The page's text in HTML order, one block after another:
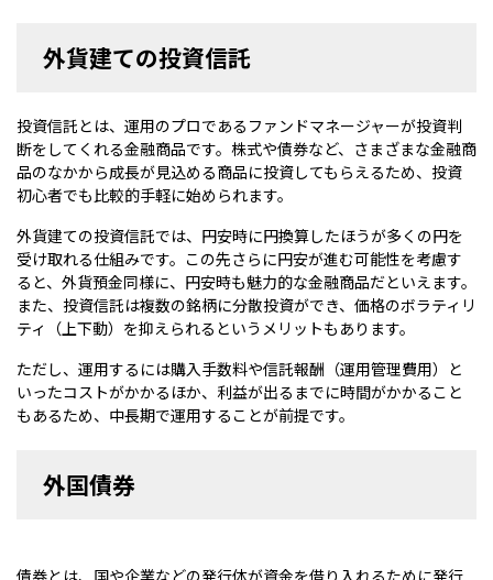
外貨建ての投資信託
投資信託とは、運用のプロであるファンドマネージャーが投資判
断をしてくれる金融商品です。株式や債券など、さまざまな金融商
品のなかから成長が見込める商品に投資してもらえるため、投資
初心者でも比較的手軽に始められます。
外貨建ての投資信託では、円安時に円換算したほうが多くの円を
受け取れる仕組みです。この先さらに円安が進む可能性を考慮す
ると、外貨預金同様に、円安時も魅力的な金融商品だといえます。
また、投資信託は複数の銘柄に分散投資ができ、価格のボラティリ
ティ（上下動）を抑えられるというメリットもあります。
ただし、運用するには購入手数料や信託報酬（運用管理費用）と
いったコストがかかるほか、利益が出るまでに時間がかかること
もあるため、中長期で運用することが前提です。
外国債券
債券とは、国や企業などの発行体が資金を借り入れるために発行